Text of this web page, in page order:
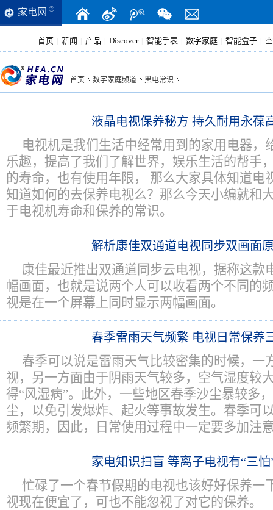
家电网 ®
首页 新闻 产品 Discover 智能手表 数字家庭 智能盒子
首页 数字家庭频道 黑电常识
液晶电视保养秘方 持久耐用永葆
电视机是我们生活中经常用到的家用电器，
乐趣，提高了我们了解世界，娱乐生活的帮手
的寿命，也有使用年限， 那么大家具体知道电
知道如何的去保养电视么？那么今天小编就和
于电视机寿命和保养的常识。
解析康佳双通道电视同步双画面
康佳最近推出双通道同步云电视，据称这款
幅画面，也就是说两个人可以收看两个不同的
视是在一个屏幕上同时显示两幅画面。
春季雷雨天气频繁 电视日常保养
春季可以说是雷雨天气比较密集的时候，一
视，另一方面由于阴雨天气较多，空气湿度较
得“风湿病”。此外，一些地区春季沙尘暴较多
尘，以免引发爆炸、起火等事故发生。春季可
频繁期，因此，日常使用过程中一定要多加注
家电知识扫盲 等离子电视有“三怕
忙碌了一个春节假期的电视也该好好保养一
视现在便宜了，可也不能忽视了对它的保养。